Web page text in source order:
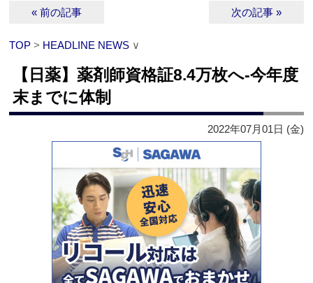
« 前の記事 次の記事 »
TOP > HEADLINE NEWS ∨
【日薬】薬剤師資格証8.4万枚へ‐今年度
末までに体制
2022年07月01日 (金)